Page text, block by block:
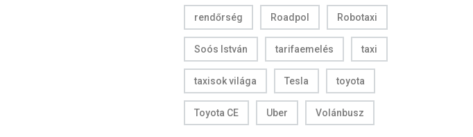
rendőrség Roadpol Robotaxi
Soós István tarifaemelés taxi
taxisok világa Tesla toyota
Toyota CE Uber Volánbusz